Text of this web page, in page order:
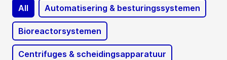
All Automatisering & besturingssystemen
Bioreactorsystemen
Centrifuges & scheidingsapparatuur